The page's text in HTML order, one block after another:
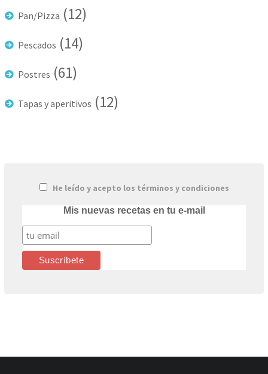
Pan/Pizza (12)
Pescados (14)
Postres (61)
Tapas y aperitivos (12)
He leído y acepto los términos y condiciones
Mis nuevas recetas en tu e-mail